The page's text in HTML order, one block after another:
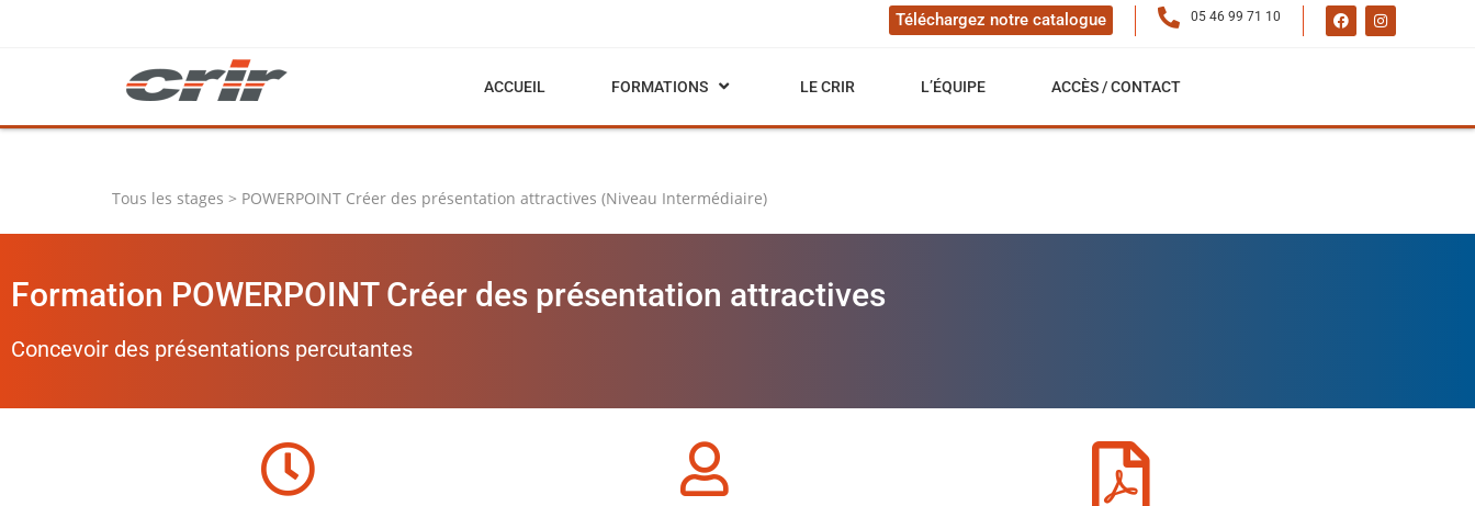
Téléchargez notre catalogue 05 46 99 71 10
ACCUEIL FORMATIONS LE CRIR L’ÉQUIPE ACCÈS / CONTACT
Tous les stages > POWERPOINT Créer des présentation attractives (Niveau Intermédiaire)
Formation POWERPOINT Créer des présentation attractives
Concevoir des présentations percutantes